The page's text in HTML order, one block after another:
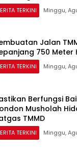
TERKINI Minggu,
Jalan
750 Meter
TERKINI Minggu,
Berfungsi
Musholah
TMMD
TERKINI Minggu,